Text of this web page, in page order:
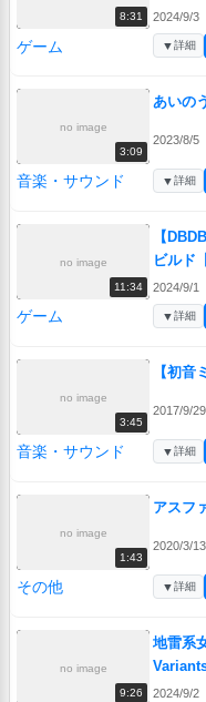
8:31 2024/9/3
ゲーム ▼詳細
no image
3:09
あいの
2023/8/5
音楽・サウンド ▼詳細
no image
11:34
【
ビルド
イカー
2024/9/1
ゲーム ▼詳細
no image
3:45
【初
2017/9/29
音楽・サウンド ▼詳細
no image
1:43
アスフ
2020/3/13
その他 ▼詳細
no image
9:26
地雷系
Variants
2024/9/2